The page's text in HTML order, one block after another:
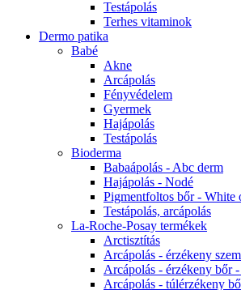
Testápolás
Terhes vitaminok
Dermo patika
Babé
Akne
Arcápolás
Fényvédelem
Gyermek
Hajápolás
Testápolás
Bioderma
Babaápolás - Abc derm
Hajápolás - Nodé
Pigmentfoltos bőr - White
Testápolás, arcápolás
La-Roche-Posay termékek
Arctisztítás
Arcápolás - érzékeny
Arcápolás - érzékeny bőr
Arcápolás - túlérzékeny